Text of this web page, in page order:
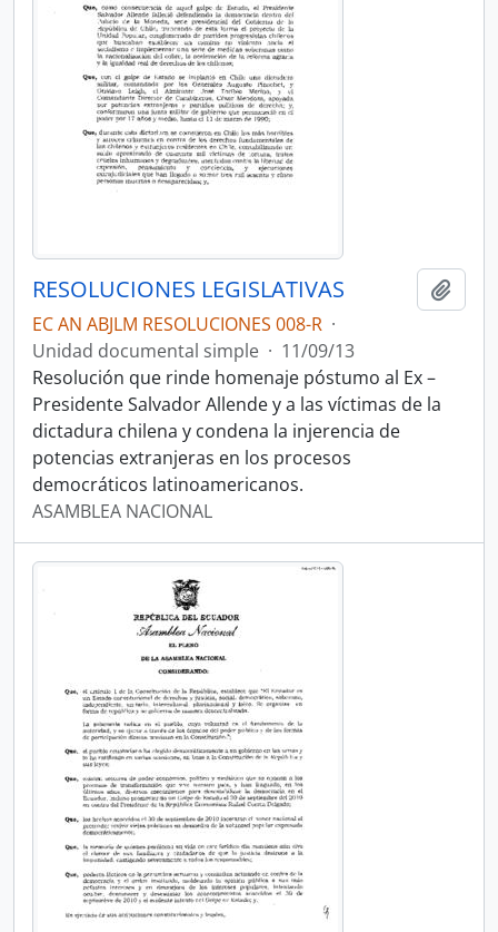
RESOLUCIONES LEGISLATIVAS
EC AN ABJLM RESOLUCIONES 008-R ·
Unidad documental simple · 11/09/13
Resolución que rinde homenaje póstumo al Ex –
Presidente Salvador Allende y a las víctimas de la
dictadura chilena y condena la injerencia de
potencias extranjeras en los procesos
democráticos latinoamericanos.
ASAMBLEA NACIONAL